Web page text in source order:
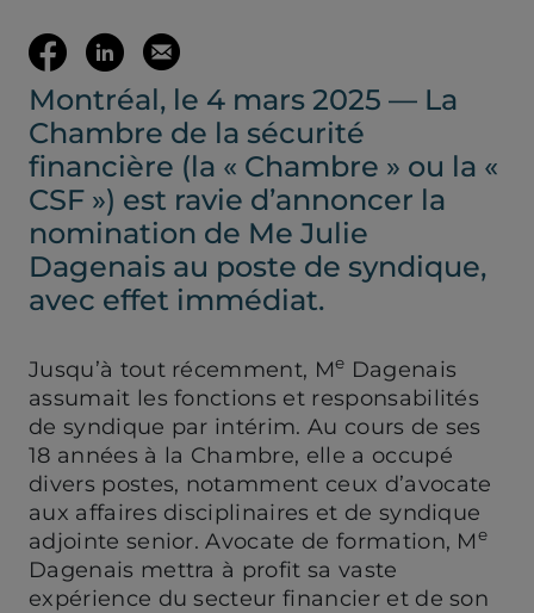
Partager
sur
Facebook
(ouvre
dans
un
nouvel
onglet)
Partager
sur
LinkedIn
(ouvre
dans
un
nouvel
onglet)
Envoyer
cette
page
par
mail
(ouvre votre
Montréal, le 4 mars 2025 — La
Chambre de la sécurité
financière (la « Chambre » ou la «
CSF ») est ravie d’annoncer la
nomination de Me Julie
Dagenais au poste de syndique,
avec effet immédiat.
Jusqu’à tout récemment, Me Dagenais
assumait les fonctions et responsabilités
de syndique par intérim. Au cours de ses
18 années à la Chambre, elle a occupé
divers postes, notamment ceux d’avocate
aux affaires disciplinaires et de syndique
adjointe senior. Avocate de formation, Me
Dagenais mettra à profit sa vaste
expérience du secteur financier et de son